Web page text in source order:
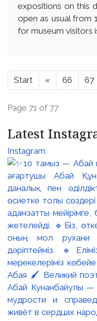
expositions on this
open as usual from
for museum visitors
Start « 66 67
Page 71 of 77
Latest
Instagram